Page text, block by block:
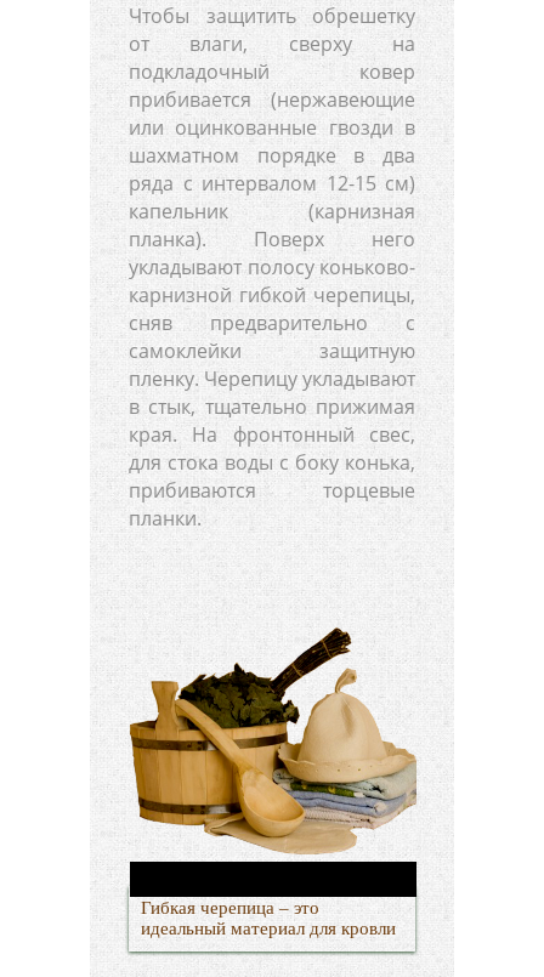
Чтобы защитить обрешетку
от влаги, сверху на
подкладочный ковер
прибивается (нержавеющие
или оцинкованные гвозди в
шахматном порядке в два
ряда с интервалом 12-15 см)
капельник (карнизная
планка). Поверх него
укладывают полосу коньково-
карнизной гибкой черепицы,
сняв предварительно с
самоклейки защитную
пленку. Черепицу укладывают
в стык, тщательно прижимая
края. На фронтонный свес,
для стока воды с боку конька,
прибиваются торцевые
планки.
Гибкая черепица – это
идеальный материал для кровли